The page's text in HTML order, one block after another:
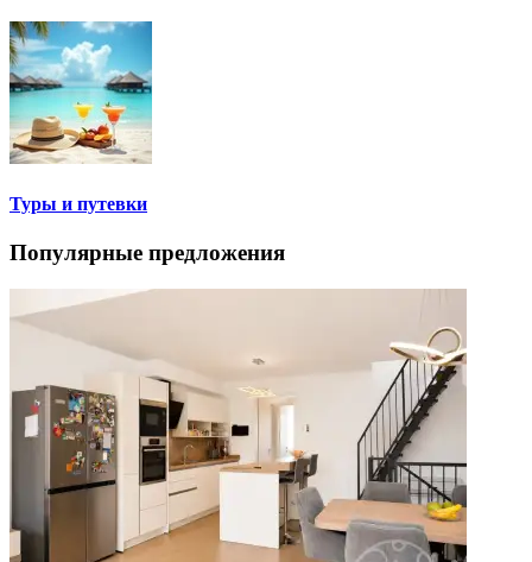
Туры и путевки
Популярные предложения